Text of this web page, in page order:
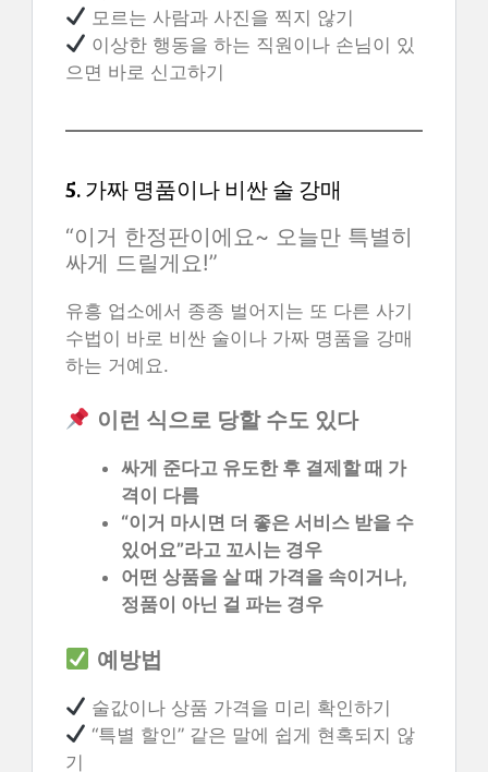
모르는 사람과 사진을 찍지 않기
이상한 행동을 하는 직원이나 손님이 있
으면 바로 신고하기
5. 가짜 명품이나 비싼 술 강매
“이거 한정판이에요~ 오늘만 특별히
싸게 드릴게요!”
유흥 업소에서 종종 벌어지는 또 다른 사기
수법이 바로 비싼 술이나 가짜 명품을 강매
하는 거예요.
이런 식으로 당할 수도 있다
싸게 준다고 유도한 후 결제할 때 가
격이 다름
“이거 마시면 더 좋은 서비스 받을 수
있어요”라고 꼬시는 경우
어떤 상품을 살 때 가격을 속이거나,
정품이 아닌 걸 파는 경우
예방법
술값이나 상품 가격을 미리 확인하기
“특별 할인” 같은 말에 쉽게 현혹되지 않
기